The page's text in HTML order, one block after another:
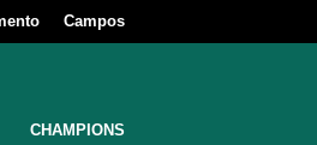
Campos
CHAMPIONS